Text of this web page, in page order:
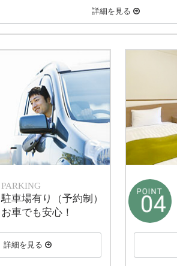
詳細を見る
PARKING
駐車場有り（予約制）
お車でも安心！
詳細を見る